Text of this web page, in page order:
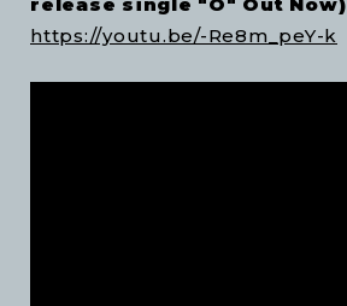
https://youtu.be/-Re8m_peY-k